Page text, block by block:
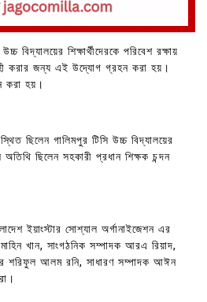
বিদ্যালয়ের শিক্ষার্থীদেরকে পরিবেশ রক্ষায়
করার জন্য এই উদ্যোগ গ্রহন করা হয়।
করা হয়।
ছিলেন গালিমপুর টিসি উচ্চ বিদ্যালয়ের
ছিলেন সহকারী প্রধান শিক্ষক চন্দন
ইয়াংস্টার সোশ্যাল অর্গানাইজেশন এর
খান, সাংগঠনিক সম্পাদক আরএ রিয়াদ,
শরিফুল আলম রনি, সাধারণ সম্পাদক আঈন